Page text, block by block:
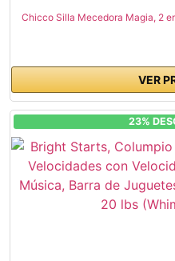
Chicco Silla Mecedora Magia, 2
VER
23%